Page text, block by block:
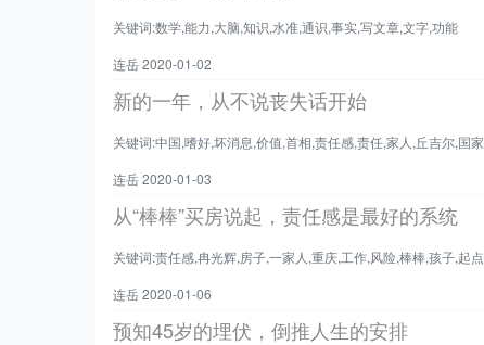
关键词:数学,能力,大脑,知识,水准,通识,事实,写文章,文字,功能
连岳 2020-01-02
新的一年，从不说丧失话开始
关键词:中国,嗜好,坏消息,价值,首相,责任感,责任,家人,丘吉尔,国家
连岳 2020-01-03
从“棒棒”买房说起，责任感是最好的系统
关键词:责任感,冉光辉,房子,一家人,重庆,工作,风险,棒棒,孩子,起点
连岳 2020-01-06
预知45岁的埋伏，倒推人生的安排